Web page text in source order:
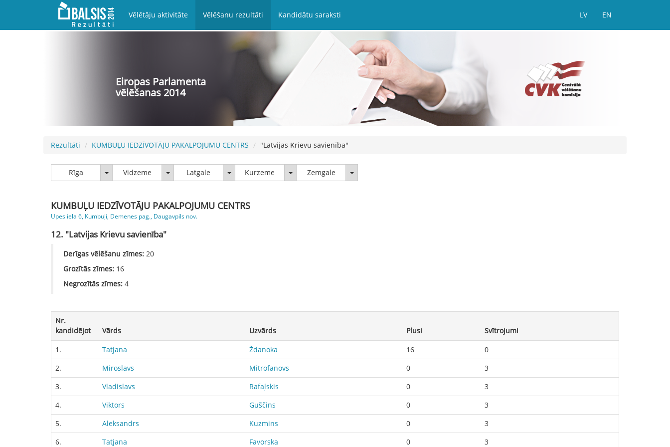
Vēlētāju aktivitāte Vēlēšanu rezultāti Kandidātu saraksti LV EN
Eiropas Parlamenta
vēlēšanas 2014
Rezultāti KUMBUĻU IEDZĪVOTĀJU PAKALPOJUMU CENTRS "Latvijas Krievu savienība"
Rīga Rīga Vidzeme VidzemeLatgale LatgaleKurzeme KurzemeZemgale Zemgale
KUMBUĻU IEDZĪVOTĀJU PAKALPOJUMU CENTRS
Upes iela 6, Kumbuļi, Demenes pag., Daugavpils nov.
12. "Latvijas Krievu savienība"
Derīgas vēlēšanu zīmes: 20
Grozītās zīmes: 16
Negrozītās zīmes: 4
Nr.
kandidējot
Vārds Uzvārds Plusi
Svītrojumi
1.
Tatjana Ždanoka 16
0
2.
Miroslavs Mitrofanovs 0
3
3.
Vladislavs Rafaļskis 0
3
4.
Viktors Guščins 0
3
5.
Aleksandrs Kuzmins 0
3
6.
Tatjana Favorska 0
3